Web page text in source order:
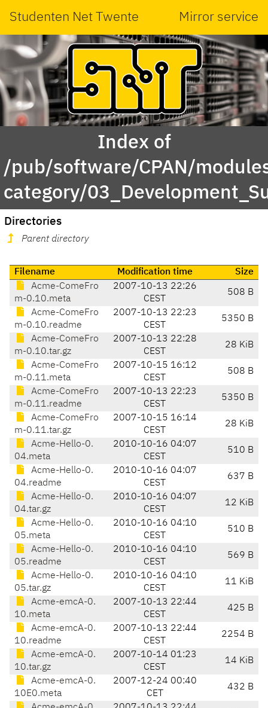
Studenten Net Twente Mirror service
Index of
/pub/software/CPAN/
category/
Directories
Parent directory
Filename Modification time
Size
Acme-ComeFro
m-0.10.meta
2007-10-13 22:26
CEST
508 B
Acme-ComeFro
m-0.10.readme
2007-10-13 22:23
CEST
5350 B
Acme-ComeFro
m-0.10.tar.gz
2007-10-13 22:28
CEST
28 KiB
Acme-ComeFro
m-0.11.meta
2007-10-15 16:12
CEST
508 B
Acme-ComeFro
m-0.11.readme
2007-10-13 22:23
CEST
5350 B
Acme-ComeFro
m-0.11.tar.gz
2007-10-15 16:14
CEST
28 KiB
Acme-Hello-0.
04.meta
2010-10-16 04:07
CEST
510 B
Acme-Hello-0.
04.readme
2010-10-16 04:07
CEST
637 B
Acme-Hello-0.
04.tar.gz
2010-10-16 04:07
CEST
12 KiB
Acme-Hello-0.
05.meta
2010-10-16 04:10
CEST
510 B
Acme-Hello-0.
05.readme
2010-10-16 04:10
CEST
569 B
Acme-Hello-0.
05.tar.gz
2010-10-16 04:10
CEST
11 KiB
Acme-emcA-0.
10.meta
2007-10-13 22:44
CEST
425 B
Acme-emcA-0.
10.readme
2007-10-13 22:44
CEST
2254 B
Acme-emcA-0.
10.tar.gz
2007-10-14 01:23
CEST
14 KiB
Acme-emcA-0.
10E0.meta
2007-12-24 00:40
CET
432 B